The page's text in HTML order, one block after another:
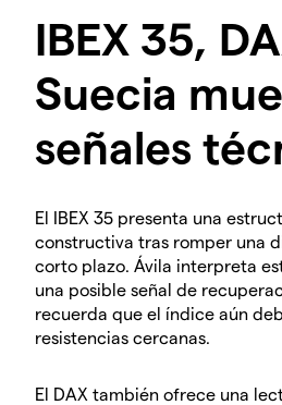
IBEX 35,
Suecia
señales
El IBEX 35 presenta una
constructiva tras romper una
corto plazo. Ávila interpreta
una posible señal de
recuerda que el índice aún
resistencias cercanas.
El DAX también ofrece una